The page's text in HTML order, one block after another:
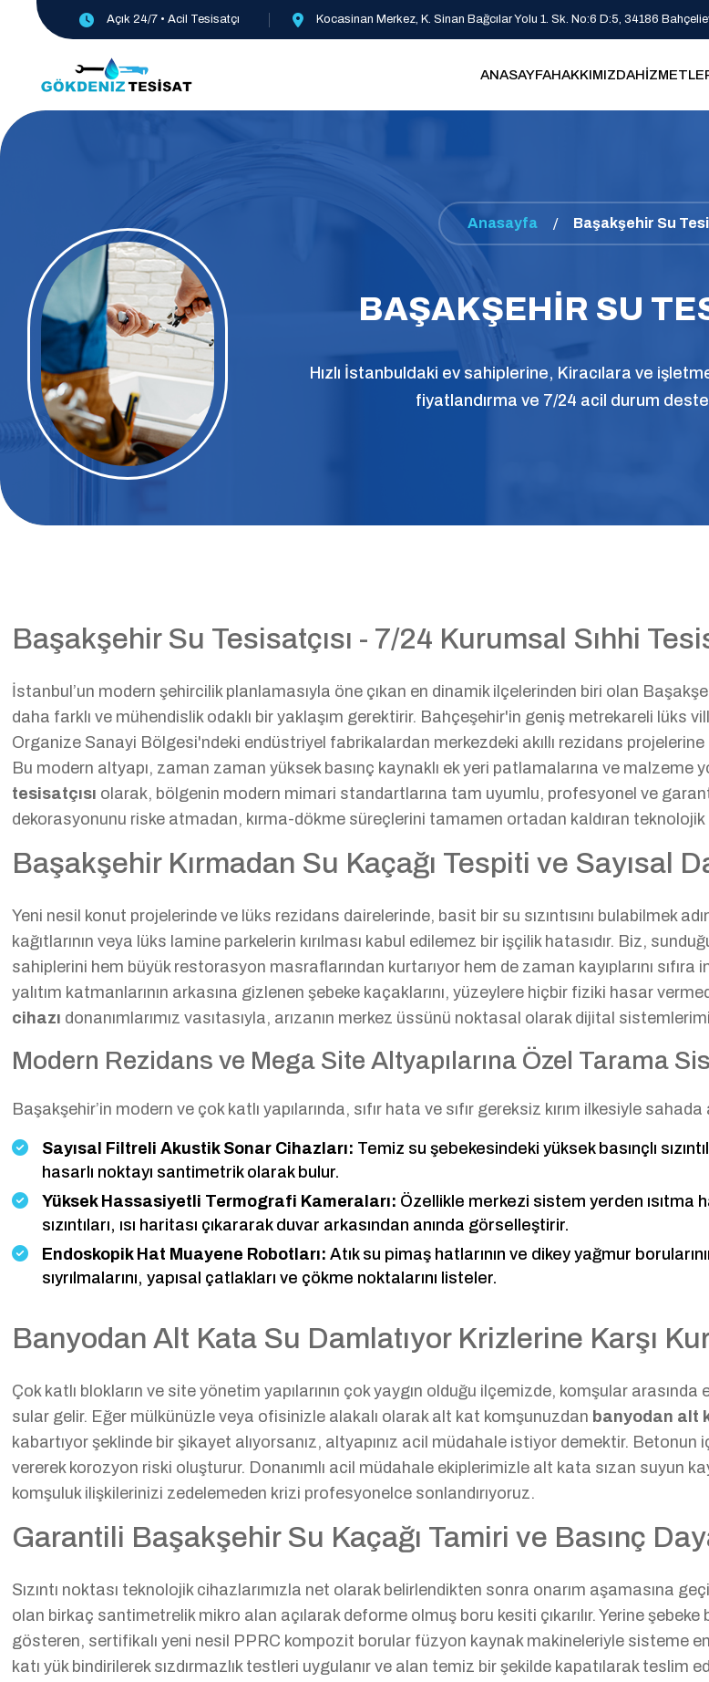
Açık 24/7 • Acil Tesisatçı Kocasinan Merkez, K. Sinan Bağcılar Yolu 1. Sk. No:6 D:5, 34186
ANASAYFAHAKKIMIZDA
Anasayfa Başakşehir Su
BAŞAKŞEHIR SU
Hızlı İstanbuldaki ev sahiplerine, Kiracılara ve
fiyatlandırma ve 7/24 acil durum
Başakşehir Su Tesisatçısı - 7/24 Kurumsal Sıhhi
İstanbul’un modern şehircilik planlamasıyla öne çıkan en dinamik ilçelerinden biri olan
daha farklı ve mühendislik odaklı bir yaklaşım gerektirir. Bahçeşehir'in geniş metrekareli lüks
Organize Sanayi Bölgesi'ndeki endüstriyel fabrikalardan merkezdeki akıllı rezidans
Bu modern altyapı, zaman zaman yüksek basınç kaynaklı ek yeri patlamalarına ve malzeme
tesisatçısı olarak, bölgenin modern mimari standartlarına tam uyumlu, profesyonel ve
dekorasyonunu riske atmadan, kırma-dökme süreçlerini tamamen ortadan kaldıran
Başakşehir Kırmadan Su Kaçağı Tespiti ve Sayısal
Yeni nesil konut projelerinde ve lüks rezidans dairelerinde, basit bir su sızıntısını bulabilmek
kağıtlarının veya lüks lamine parkelerin kırılması kabul edilemez bir işçilik hatasıdır. Biz,
sahiplerini hem büyük restorasyon masraflarından kurtarıyor hem de zaman kayıplarını
yalıtım katmanlarının arkasına gizlenen şebeke kaçaklarını, yüzeylere hiçbir fiziki hasar
cihazı donanımlarımız vasıtasıyla, arızanın merkez üssünü noktasal olarak dijital
Modern Rezidans ve Mega Site Altyapılarına Özel Tarama
Başakşehir’in modern ve çok katlı yapılarında, sıfır hata ve sıfır gereksiz kırım ilkesiyle
Sayısal Filtreli Akustik Sonar Cihazları: Temiz su şebekesindeki yüksek basınçlı
hasarlı noktayı santimetrik olarak bulur.
Yüksek Hassasiyetli Termografi Kameraları: Özellikle merkezi sistem yerden ısıtma
sızıntıları, ısı haritası çıkararak duvar arkasından anında görselleştirir.
Endoskopik Hat Muayene Robotları: Atık su pimaş hatlarının ve dikey yağmur
sıyrılmalarını, yapısal çatlakları ve çökme noktalarını listeler.
Banyodan Alt Kata Su Damlatıyor Krizlerine Karşı
Çok katlı blokların ve site yönetim yapılarının çok yaygın olduğu ilçemizde, komşular
sular gelir. Eğer mülkünüzle veya ofisinizle alakalı olarak alt kat komşunuzdan banyodan alt
kabartıyor şeklinde bir şikayet alıyorsanız, altyapınız acil müdahale istiyor demektir. Betonun
vererek korozyon riski oluşturur. Donanımlı acil müdahale ekiplerimizle alt kata sızan suyun
komşuluk ilişkilerinizi zedelemeden krizi profesyonelce sonlandırıyoruz.
Garantili Başakşehir Su Kaçağı Tamiri ve Basınç
Sızıntı noktası teknolojik cihazlarımızla net olarak belirlendikten sonra onarım aşamasına
olan birkaç santimetrelik mikro alan açılarak deforme olmuş boru kesiti çıkarılır. Yerine
gösteren, sertifikalı yeni nesil PPRC kompozit borular füzyon kaynak makineleriyle sisteme
katı yük bindirilerek sızdırmazlık testleri uygulanır ve alan temiz bir şekilde kapatılarak teslim